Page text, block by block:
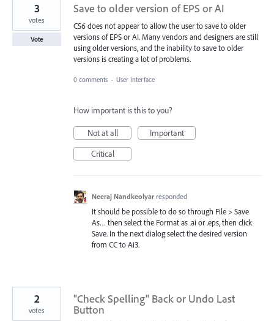
Save to older version of EPS or AI
CS6 does not appear to allow the user to save to older
versions of EPS or AI. Many vendors and designers are still
using older versions, and the inability to save to older
versions is creating a lot of problems.
3
votes
Vote
0 comments · User Interface
How important is this to you?
Not at all
Important
Critical
Neeraj Nandkeolyar responded
It should be possible to do so through File > Save
As… then select the Format as .ai or .eps, then click
Save. In the next dialog select the desired version
from CC to Ai3.
"Check Spelling" Back or Undo Last
Button
2
votes